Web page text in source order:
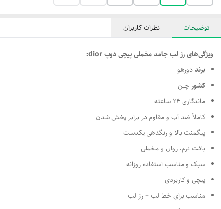
توضیحات نظرات کاربران
ویژگی‌های رژ لب جامد مخملی پیچی دوپ dior:
برنددورهو
کشور چین
ماندگاری ۲۴ ساعته
کاملاً ضد آب و مقاوم در برابر پخش شدن
پیگمنت بالا و رنگدهی یکدست
بافت نرم، روان و مخملی
سبک و مناسب استفاده روزانه
پیچی و کاربردی
مناسب برای خط لب + رژ لب